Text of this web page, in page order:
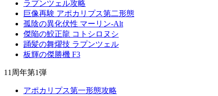
ラプンツェル攻略
巨像再験 アポカリプス第二形態
孤陰の異化伏性 マーリン-Alt
傑陥の鮫正龍 コトシロヌシ
踊髪の舞燿技 ラプンツェル
板輝の傑勝機 F3
11周年第1弾
アポカリプス第一形態攻略